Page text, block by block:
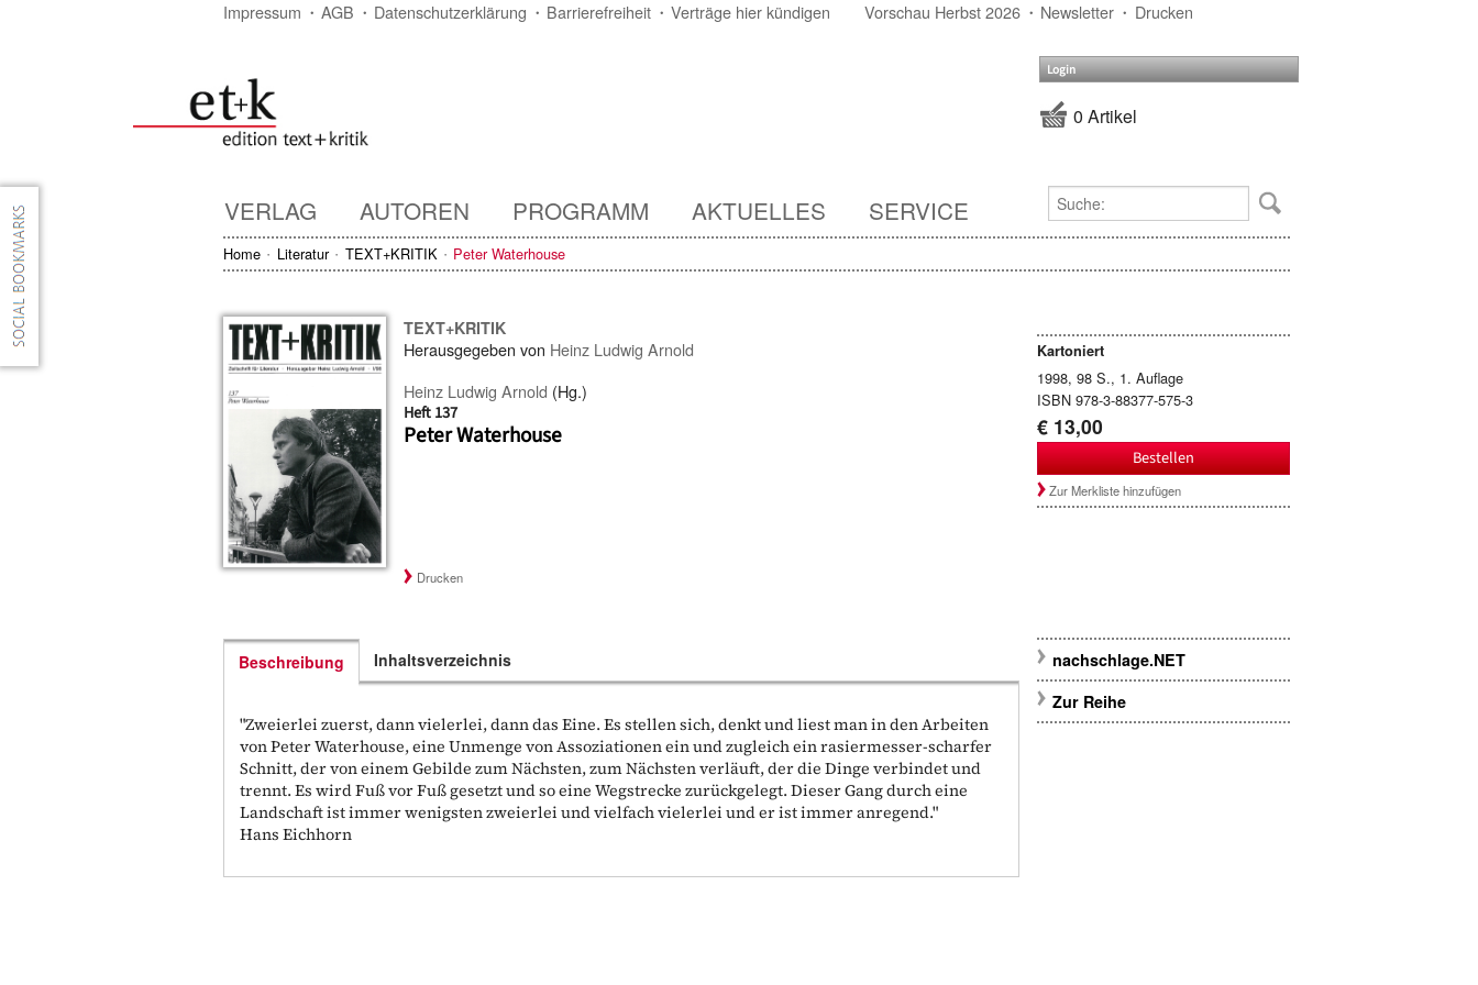
Impressum AGB Datenschutzerklärung Barrierefreiheit Verträge hier kündigen Vorschau Herbst 2026 Newsletter Drucken
Login
0 Artikel
VERLAG AUTOREN PROGRAMM AKTUELLES SERVICE
Home Literatur TEXT+KRITIK Peter Waterhouse
TEXT+KRITIK
Herausgegeben von Heinz Ludwig Arnold
Heinz Ludwig Arnold (Hg.)
Heft 137
Peter Waterhouse
Kartoniert
1998, 98 S., 1. Auflage
ISBN 978-3-88377-575-3
€ 13,00
Bestellen
Zur Merkliste hinzufügen
Drucken
Beschreibung
"Zweierlei zuerst, dann vielerlei, dann das Eine. Es stellen sich, denkt und liest man in den Arbeiten
von Peter Waterhouse, eine Unmenge von Assoziationen ein und zugleich ein rasiermesser-scharfer
Schnitt, der von einem Gebilde zum Nächsten, zum Nächsten verläuft, der die Dinge verbindet und
trennt. Es wird Fuß vor Fuß gesetzt und so eine Wegstrecke zurückgelegt. Dieser Gang durch eine
Landschaft ist immer wenigsten zweierlei und vielfach vielerlei und er ist immer anregend."
Hans Eichhorn
Inhaltsverzeichnis
nachschlage.NET
Zur Reihe